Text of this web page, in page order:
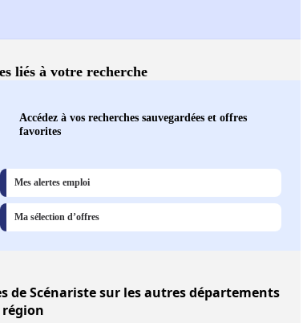
liés à votre recherche
Accédez à vos recherches sauvegardées et offres
favorites
Mes alertes emploi
Ma sélection d’offres
de Scénariste sur les autres départements
région